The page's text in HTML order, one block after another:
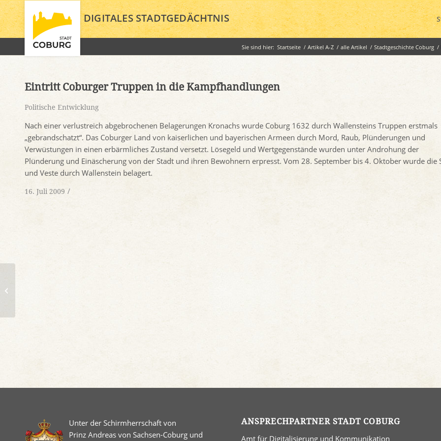
DIGITALES STADTGEDÄCHTNIS
Sie sind hier: Startseite / Artikel A-Z / alle Artikel / Stadtgeschichte Coburg /
Eintritt Coburger Truppen in die Kampfhandlungen
Politische Entwicklung
Nach einer verlustreich abgebrochenen Belagerungen Kronachs wurde Coburg 1632 durch Wallensteins Truppen erstmals
„gebrandschatzt“. Das Coburger Land von kaiserlichen und bayerischen Armeen durch Mord, Raub, Plünderungen und
Verwüstungen in einen erbärmliches Zustand versetzt. Lösegeld und Wertgegenstände wurden unter Androhung der
Plünderung und Einäscherung von der Stadt und ihren Bewohnern erpresst. Vom 28. September bis 4. Oktober wurde die
und Veste durch Wallenstein belagert.
16. Juli 2009 /
Unter der Schirmherrschaft von
Prinz Andreas von Sachsen-Coburg und
ANSPRECHPARTNER STADT COBURG
Amt für Digitalisierung und Kommunikation